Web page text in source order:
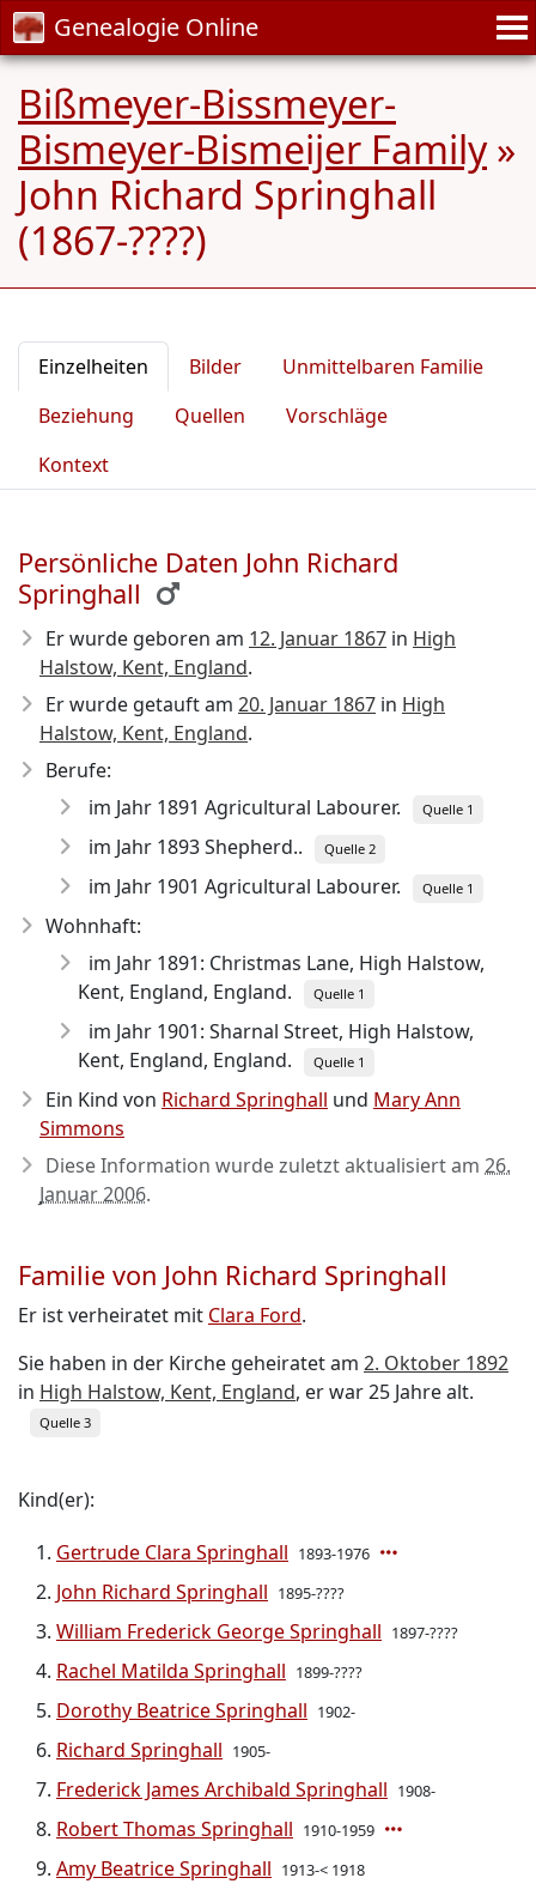
Genealogie Online
Bißmeyer-Bissmeyer-
Bismeyer-Bismeijer Family»
John Richard Springhall
(1867-????)
Einzelheiten Bilder
Unmittelbaren Familie
Beziehung
Quellen
Vorschläge
Kontext
Persönliche Daten John Richard
Springhall
Er wurde geboren am 12. Januar 1867 in High
Halstow, Kent, England.
Er wurde getauft am 20. Januar 1867 in High
Halstow, Kent, England.
Berufe:
im Jahr 1891 Agricultural Labourer.
Quelle 1
im Jahr 1893 Shepherd.. Quelle 2
im Jahr 1901 Agricultural Labourer. Quelle 1
Wohnhaft:
im Jahr 1891: Christmas Lane, High Halstow,
Kent, England, England.
Quelle 1
im Jahr 1901: Sharnal Street, High Halstow,
Kent, England, England.
Quelle 1
Ein Kind von Richard Springhall und Mary Ann
Simmons
Diese Information wurde zuletzt aktualisiert am 26.
Januar 2006.
Familie von John Richard Springhall
Er ist verheiratet mit Clara Ford.
Sie haben in der Kirche geheiratet am 2. Oktober 1892
in High Halstow, Kent, England, er war 25 Jahre alt.
Quelle 3
Kind(er):
Gertrude Clara Springhall 1893-1976
John Richard Springhall 1895-????
William Frederick George Springhall 1897-????
Rachel Matilda Springhall 1899-????
Dorothy Beatrice Springhall 1902-
Richard Springhall 1905-
Frederick James Archibald Springhall 1908-
Robert Thomas Springhall 1910-1959
Amy Beatrice Springhall 1913-< 1918